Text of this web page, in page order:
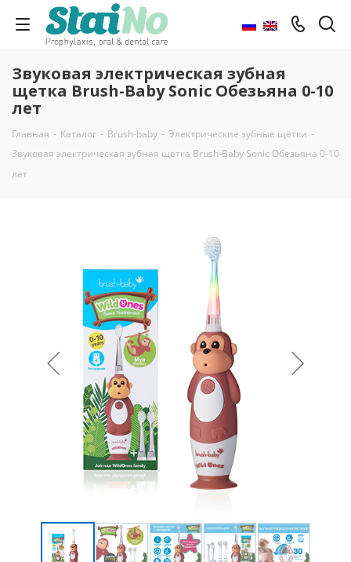
Звуковая электрическая зубная
щетка Brush-Baby Sonic Обезьяна 0-10
лет
Главная - Каталог - Brush-baby - Электрические зубные щётки -
Звуковая электрическая зубная щетка Brush-Baby Sonic Обезьяна 0-10
лет